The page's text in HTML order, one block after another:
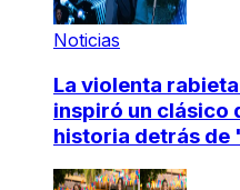
Noticias
La violenta
inspiró un clásico
historia detrás de